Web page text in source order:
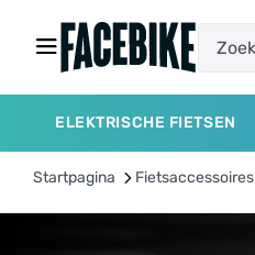
ELEKTRISCHE FIETSEN
Startpagina Fietsaccessoires